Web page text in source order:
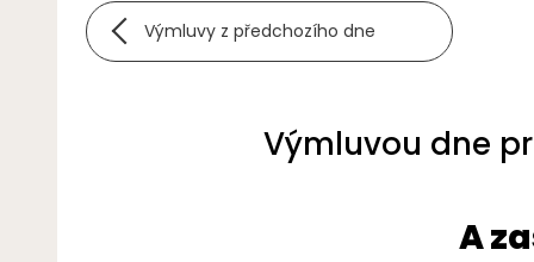
Výmluvy z předchozího dne
Výmluvou dne
A